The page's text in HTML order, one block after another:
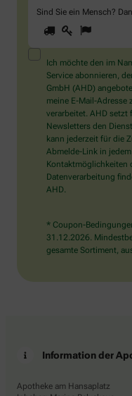
Sind Sie ein Mensch?
Sind
Sie
ein
Mensch?
Dann
wählen
Sie
bitte
die
Flagge.
1 2
Ich möchte den im
Service abonnieren,
GmbH (AHD)
meine E-Mail-Adresse
verarbeitet. AHD setzt
Newsletters den
kann jederzeit für die
Abmelde-Link in
Kontaktmöglichkeiten
Datenverarbeitung
AHD.
* Coupon-
31.12.2026.
gesamte Sortiment,
Information der
Apotheke am Hansaplatz